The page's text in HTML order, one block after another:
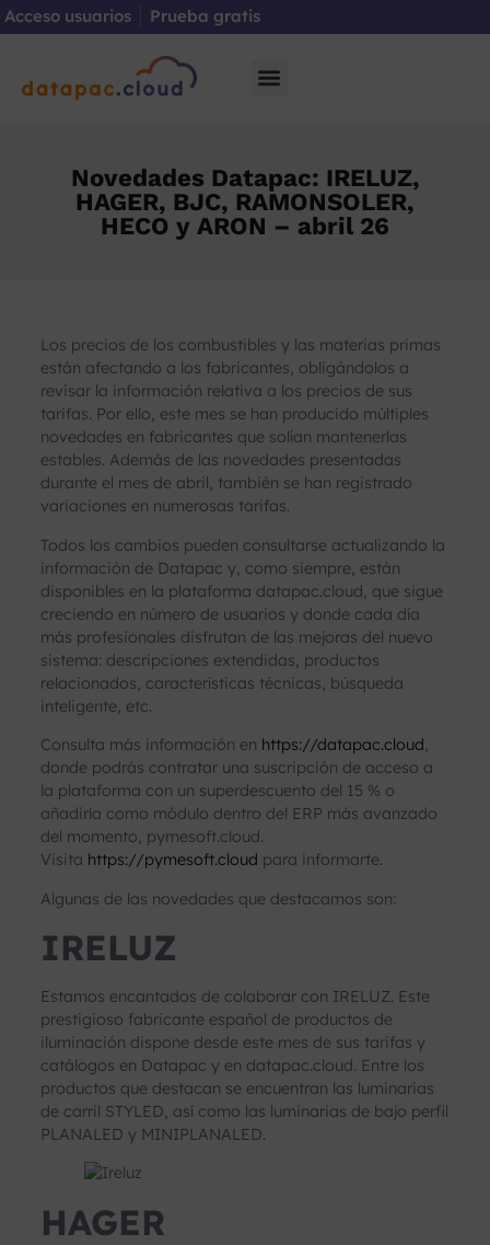
Acceso usuarios Prueba gratis
Novedades Datapac: IRELUZ,
HAGER, BJC, RAMONSOLER,
HECO y ARON – abril 26
Los precios de los combustibles y las materias primas
están afectando a los fabricantes, obligándolos a
revisar la información relativa a los precios de sus
tarifas. Por ello, este mes se han producido múltiples
novedades en fabricantes que solían mantenerlas
estables. Además de las novedades presentadas
durante el mes de abril, también se han registrado
variaciones en numerosas tarifas.
Todos los cambios pueden consultarse actualizando la
información de Datapac y, como siempre, están
disponibles en la plataforma datapac.cloud, que sigue
creciendo en número de usuarios y donde cada día
más profesionales disfrutan de las mejoras del nuevo
sistema: descripciones extendidas, productos
relacionados, características técnicas, búsqueda
inteligente, etc.
Consulta más información en https://datapac.cloud,
donde podrás contratar una suscripción de acceso a
la plataforma con un superdescuento del 15 % o
añadirla como módulo dentro del ERP más avanzado
del momento, pymesoft.cloud.
Visita https://pymesoft.cloud para informarte.
Algunas de las novedades que destacamos son:
IRELUZ
Estamos encantados de colaborar con IRELUZ. Este
prestigioso fabricante español de productos de
iluminación dispone desde este mes de sus tarifas y
catálogos en Datapac y en datapac.cloud. Entre los
productos que destacan se encuentran las luminarias
de carril STYLED, así como las luminarias de bajo perfil
PLANALED y MINIPLANALED.
HAGER